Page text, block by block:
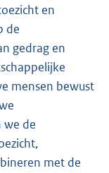
en
de
gedrag en
mensen bewust
we de
met de